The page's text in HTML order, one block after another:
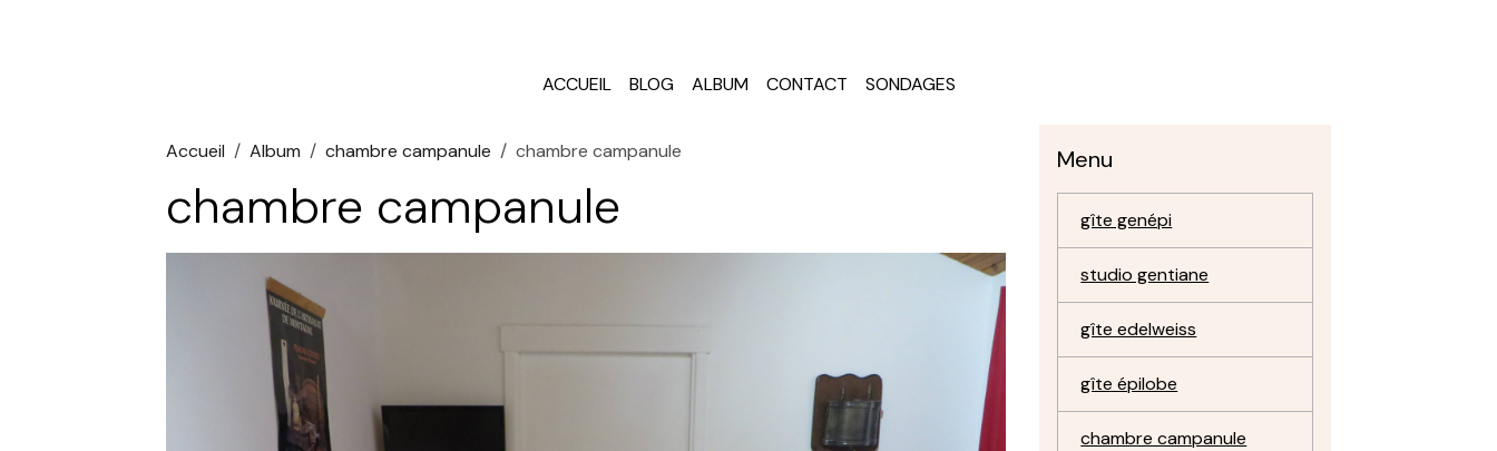
ACCUEIL BLOG ALBUM CONTACT SONDAGES
Accueil Album chambre campanule chambre campanule
chambre campanule
Menu
gîte genépi
studio gentiane
gîte edelweiss
gîte épilobe
chambre campanule